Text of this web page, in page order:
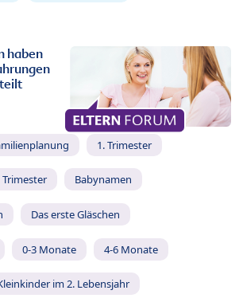
haben
1. Trimester
Trimester Babynamen
Das erste Gläschen
0-3 Monate 4-6 Monate
im 2. Lebensjahr